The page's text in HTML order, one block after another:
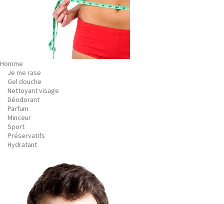
Homme
Je me rase
Gel douche
Nettoyant visage
Déodorant
Parfum
Minceur
Sport
Préservatifs
Hydratant